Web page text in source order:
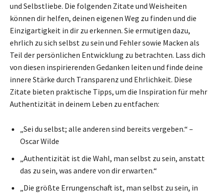
und Selbstliebe. Die folgenden Zitate und Weisheiten
können dir helfen, deinen eigenen Weg zu finden und die
Einzigartigkeit in dir zu erkennen. Sie ermutigen dazu,
ehrlich zu sich selbst zu sein und Fehler sowie Macken als
Teil der persönlichen Entwicklung zu betrachten. Lass dich
von diesen inspirierenden Gedanken leiten und finde deine
innere Stärke durch Transparenz und Ehrlichkeit. Diese
Zitate bieten praktische Tipps, um die Inspiration für mehr
Authentizität in deinem Leben zu entfachen:
„Sei du selbst; alle anderen sind bereits vergeben.“ –
Oscar Wilde
„Authentizität ist die Wahl, man selbst zu sein, anstatt
das zu sein, was andere von dir erwarten.“
„Die größte Errungenschaft ist, man selbst zu sein, in